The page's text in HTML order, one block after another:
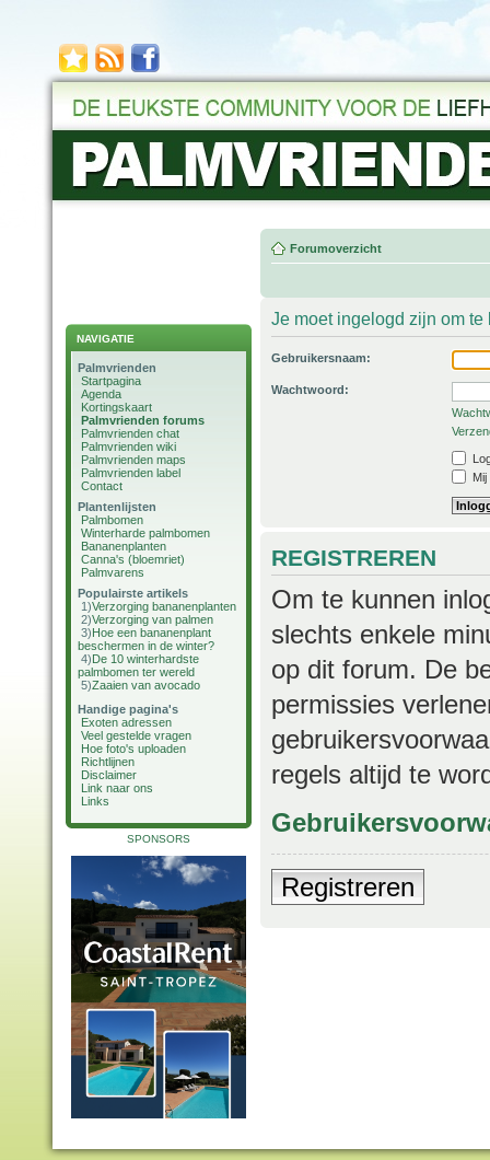
NAVIGATIE
Palmvrienden
Startpagina
Agenda
Kortingskaart
Palmvrienden forums
Palmvrienden chat
Palmvrienden wiki
Palmvrienden maps
Palmvrienden label
Contact
Plantenlijsten
Palmbomen
Winterharde palmbomen
Bananenplanten
Canna's (bloemriet)
Palmvarens
Populairste artikels
1)Verzorging bananenplanten
2)Verzorging van palmen
3)Hoe een bananenplant
beschermen in de winter?
4)De 10 winterhardste
palmbomen ter wereld
5)Zaaien van avocado
Handige pagina's
Exoten adressen
Veel gestelde vragen
Hoe foto's uploaden
Richtlijnen
Disclaimer
Link naar ons
Links
SPONSORS
Forumoverzicht
Je moet ingelogd zijn om
Gebruikersnaam:
Wachtwoord:
REGISTREREN
Om te kunnen
slechts enkele
op dit forum. De
permissies
regels altijd te
Registreren